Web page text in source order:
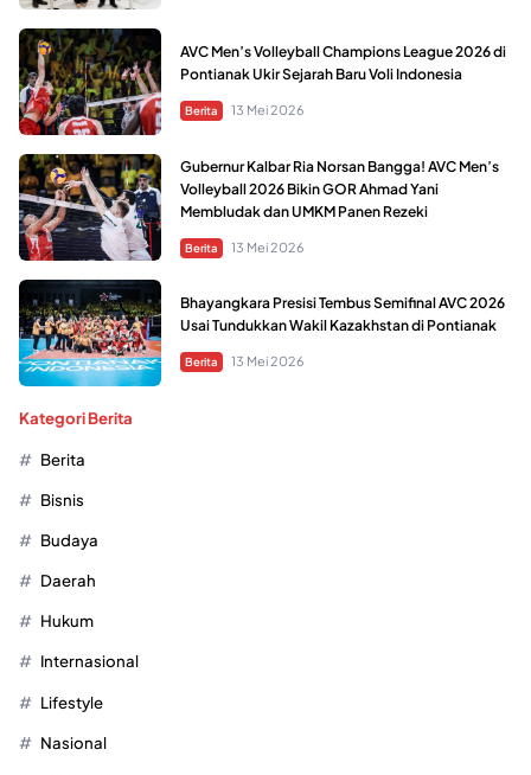
AVC Men’s Volleyball Champions League 2026 di
Pontianak Ukir Sejarah Baru Voli Indonesia
Berita 13 Mei 2026
Gubernur Kalbar Ria Norsan Bangga! AVC Men’s
Volleyball 2026 Bikin GOR Ahmad Yani
Membludak dan UMKM Panen Rezeki
Berita 13 Mei 2026
Bhayangkara Presisi Tembus Semifinal AVC 2026
Usai Tundukkan Wakil Kazakhstan di Pontianak
Berita 13 Mei 2026
Kategori Berita
Berita
Bisnis
Budaya
Daerah
Hukum
Internasional
Lifestyle
Nasional